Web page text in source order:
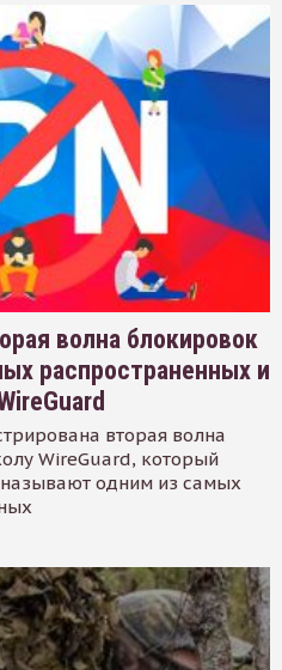
волна блокировок
распространенных и
вторая волна
WireGuard, который
одним из самых